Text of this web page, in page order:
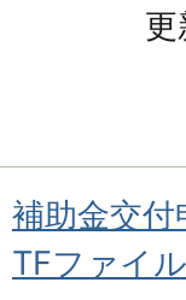
補助金交付
TFファイ